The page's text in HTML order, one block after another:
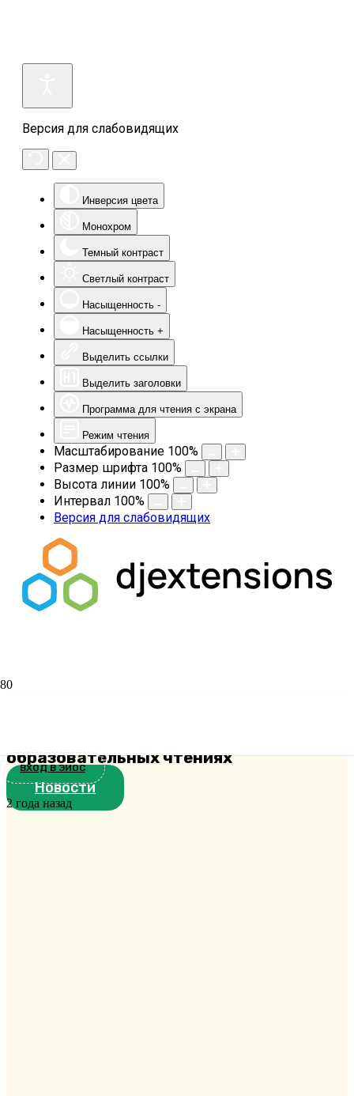
Версия для слабовидящих
Инверсия цвета
Монохром
Темный контраст
Светлый контраст
Насыщенность -
Насыщенность +
Выделить ссылки
Выделить заголовки
Программа для чтения с экрана
Режим чтения
Масштабирование 100%
Размер шрифта 100%
Высота линии 100%
Интервал 100%
Версия для слабовидящих
ВХОД В ЭИОС
образовательных чтениях
Новости
2 года назад